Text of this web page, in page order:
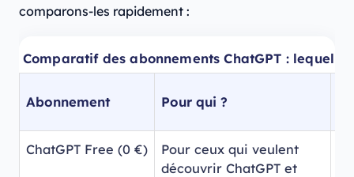
comparons-les rapidement :
Comparatif des abonnements ChatGPT : lequel
Abonnement Pour qui ?
ChatGPT Free (0 €)
Pour ceux qui veulent
découvrir ChatGPT et